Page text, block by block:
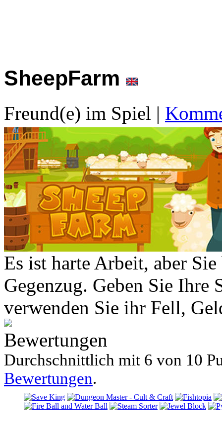
SheepFarm
Freund(e) im Spiel |
Es ist harte Arbeit, aber
Gegenzug. Geben Sie Ihre
verwenden Sie ihr Fell,
Bewertungen
Durchschnittlich mit 6 von 10
Bewertungen.